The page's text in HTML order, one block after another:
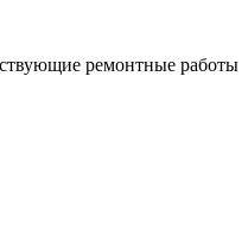
ремонтные работы